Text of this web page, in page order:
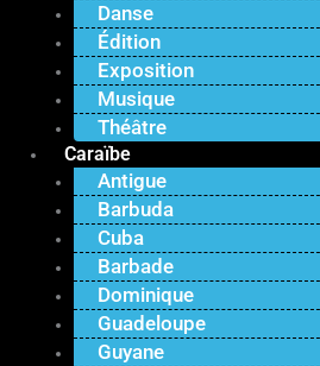
Danse
Édition
Exposition
Musique
Théâtre
Caraïbe
Antigue
Barbuda
Cuba
Barbade
Dominique
Guadeloupe
Guyane